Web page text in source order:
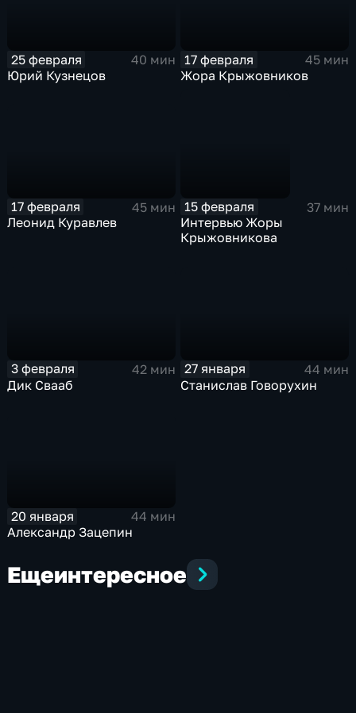
25 февраля
40 мин
Юрий Кузнецов
17 февраля
45 мин
Жора Крыжовников
17 февраля
45 мин
Леонид Куравлев
15 февраля
37 мин
Интервью Жоры
Крыжовникова
3 февраля
42 мин
Дик Свааб
27 января
44 мин
Станислав Говорухин
20 января
44 мин
Александр Зацепин
Ещеинтересное